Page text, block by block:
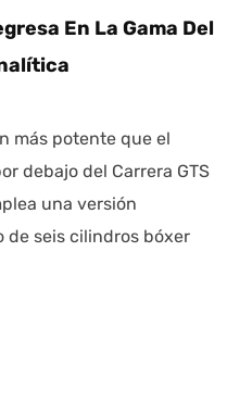
En La Gama Del
más potente que el
debajo del Carrera GTS
una versión
seis cilindros bóxer